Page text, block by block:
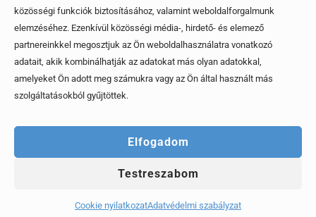
közösségi funkciók biztosításához, valamint weboldalforgalmunk
elemzéséhez. Ezenkívül közösségi média-, hirdető- és elemező
partnereinkkel megosztjuk az Ön weboldalhasználatra vonatkozó
adatait, akik kombinálhatják az adatokat más olyan adatokkal,
amelyeket Ön adott meg számukra vagy az Ön által használt más
szolgáltatásokból gyűjtöttek.
Elfogadom
Testreszabom
Cookie nyilatkozatAdatvédelmi szabályzat